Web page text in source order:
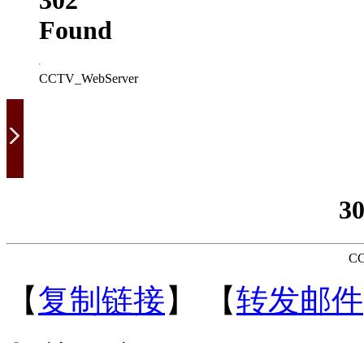
Found
CCTV_WebServer
【复制链接】 【转发邮件